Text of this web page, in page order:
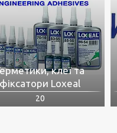
клеї та
фіксатори Loxeal
20